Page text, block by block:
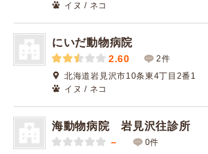
イヌ / ネコ
にいだ動物病院
2.60
2件
北海道岩見沢市10条東4丁目2番1
イヌ / ネコ
海動物病院 岩見沢往診所
－
0件